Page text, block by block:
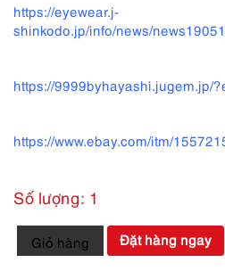
https://eyewear.j-
shinkodo.jp/info/news/
https://9999byhayashi.jugem.jp/
https://www.ebay.com/itm/
Số lượng: 1
5960-
Gọng
Giỏ hàng Đặt hàng ngay